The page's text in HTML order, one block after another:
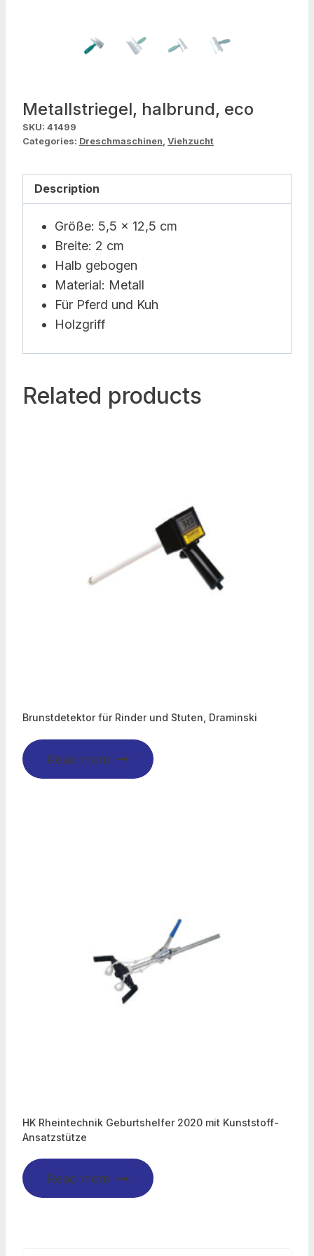
Metallstriegel, halbrund, eco
SKU: 41499
Categories: Dreschmaschinen, Viehzucht
Description
Größe: 5,5 x 12,5 cm
Breite: 2 cm
Halb gebogen
Material: Metall
Für Pferd und Kuh
Holzgriff
Related products
Brunstdetektor für Rinder und Stuten, Draminski
Read more
HK Rheintechnik Geburtshelfer 2020 mit Kunststoff-
Ansatzstütze
Read more